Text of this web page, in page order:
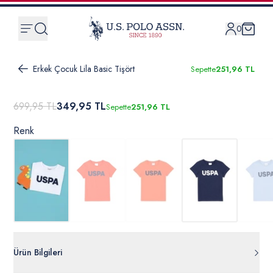
0
Erkek Çocuk Lila Basic Tişört Sepette251,96 TL
699,95 TL349,95 TLSepette251,96 TL
Renk
Ürün Bilgileri